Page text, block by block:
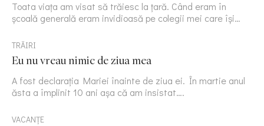
Toata viața am visat să trăiesc la țară. Când eram în
școală generală eram invidioasă pe colegii mei care își…
TRĂIRI
Eu nu vreau nimic de ziua mea
A fost declarația Mariei înainte de ziua ei. În martie anul
ăsta a împlinit 10 ani așa că am insistat….
VACANȚE